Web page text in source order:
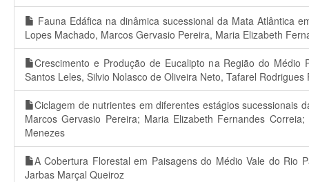
Fauna Edáfica na dinâmica sucessional da Mata Atlântica
Lopes Machado, Marcos Gervasio Pereira, Maria Elizabeth
Crescimento e Produção de Eucalipto na Região do
Santos Leles, Silvio Nolasco de Oliveira Neto, Tafarel
Ciclagem de nutrientes em diferentes estágios sucessionais
Marcos Gervasio Pereira; Maria Elizabeth Fernandes
Menezes
A Cobertura Florestal em Paisagens do Médio Vale do Rio
Jarbas Marçal Queiroz